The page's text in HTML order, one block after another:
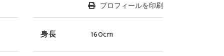
プロフィールを印刷
身長 160cm